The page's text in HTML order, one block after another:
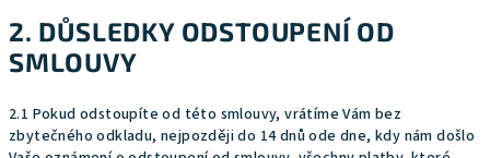
2. DŮSLEDKY ODSTOUPENÍ OD
SMLOUVY
2.1 Pokud odstoupíte od této smlouvy, vrátíme Vám bez
zbytečného odkladu, nejpozději do 14 dnů ode dne, kdy nám došlo